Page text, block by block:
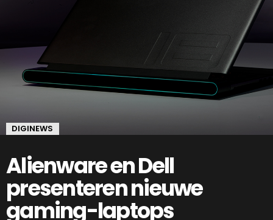
DIGINEWS
Alienware en Dell
presenteren nieuwe
gaming-laptops